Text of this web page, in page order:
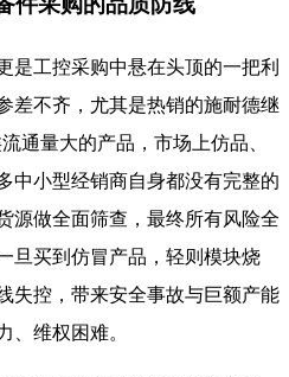
是工控采购中悬在头顶的一把利
差不齐，尤其是热销的施耐德继
通量大的产品，市场上仿品、
中小型经销商自身都没有完整的
源做全面筛查，最终所有风险全
旦买到仿冒产品，轻则模块烧
失控，带来安全事故与巨额产能
、维权困难。